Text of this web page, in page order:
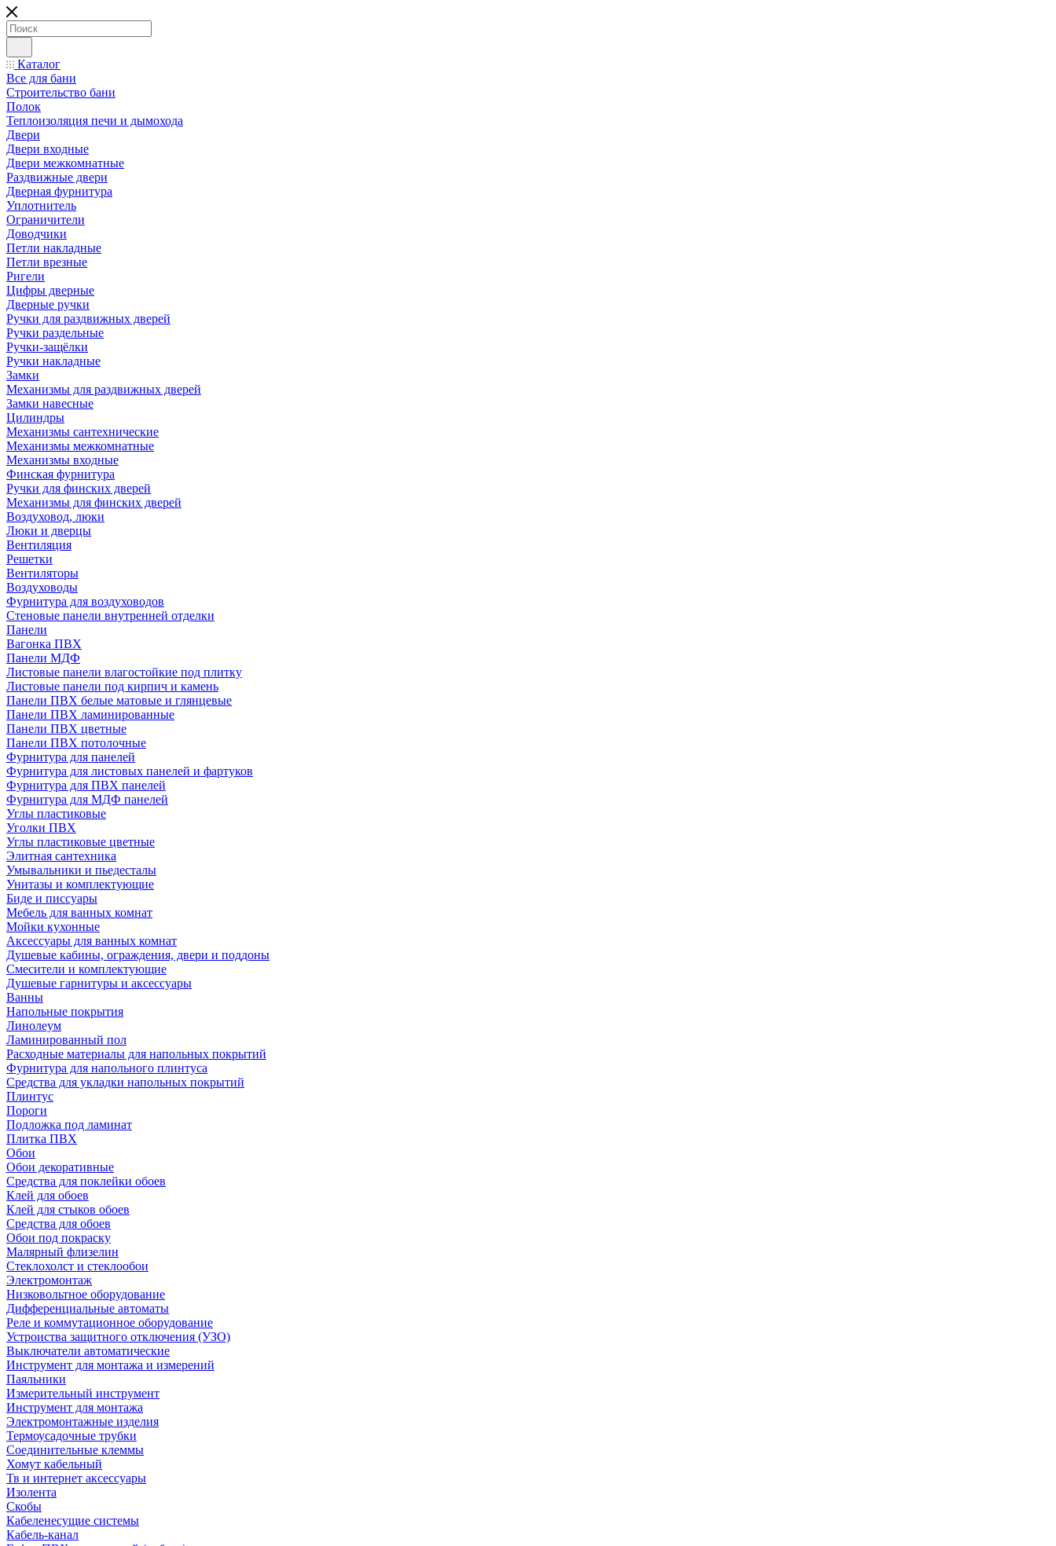
Каталог
Все для бани
Строительство бани
Полок
Теплоизоляция печи и дымохода
Двери
Двери входные
Двери межкомнатные
Раздвижные двери
Дверная фурнитура
Уплотнитель
Ограничители
Доводчики
Петли накладные
Петли врезные
Ригели
Цифры дверные
Дверные ручки
Ручки для раздвижных дверей
Ручки раздельные
Ручки-защёлки
Ручки накладные
Замки
Механизмы для раздвижных дверей
Замки навесные
Цилиндры
Механизмы сантехнические
Механизмы межкомнатные
Механизмы входные
Финская фурнитура
Ручки для финских дверей
Механизмы для финских дверей
Воздуховод, люки
Люки и дверцы
Вентиляция
Решетки
Вентиляторы
Воздуховоды
Фурнитура для воздуховодов
Стеновые панели внутренней отделки
Панели
Вагонка ПВХ
Панели МДФ
Листовые панели влагостойкие под плитку
Листовые панели под кирпич и камень
Панели ПВХ белые матовые и глянцевые
Панели ПВХ ламинированные
Панели ПВХ цветные
Панели ПВХ потолочные
Фурнитура для панелей
Фурнитура для листовых панелей и фартуков
Фурнитура для ПВХ панелей
Фурнитура для МДФ панелей
Углы пластиковые
Уголки ПВХ
Углы пластиковые цветные
Элитная сантехника
Умывальники и пьедесталы
Унитазы и комплектующие
Биде и писсуары
Мебель для ванных комнат
Мойки кухонные
Аксессуары для ванных комнат
Душевые кабины, ограждения, двери и поддоны
Смесители и комплектующие
Душевые гарнитуры и аксессуары
Ванны
Напольные покрытия
Линолеум
Ламинированный пол
Расходные материалы для напольных покрытий
Фурнитура для напольного плинтуса
Средства для укладки напольных покрытий
Плинтус
Пороги
Подложка под ламинат
Плитка ПВХ
Обои
Обои декоративные
Средства для поклейки обоев
Клей для обоев
Клей для стыков обоев
Средства для обоев
Обои под покраску
Малярный флизелин
Стеклохолст и стеклообои
Электромонтаж
Низковольтное оборудование
Дифференциальные автоматы
Реле и коммутационное оборудование
Устроиства защитного отключения (УЗО)
Выключатели автоматические
Инструмент для монтажа и измерений
Паяльники
Измерительный инструмент
Инструмент для монтажа
Электромонтажные изделия
Термоусадочные трубки
Соединительные клеммы
Хомут кабельный
Тв и интернет аксессуары
Изолента
Скобы
Кабеленесущие системы
Кабель-канал